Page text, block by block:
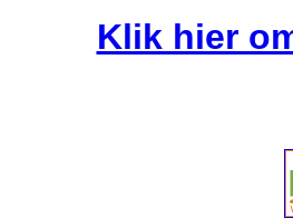
Klik hier